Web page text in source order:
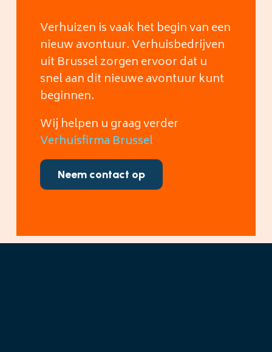
Verhuizen is vaak het begin van een
nieuw avontuur. Verhuisbedrijven
uit Brussel zorgen ervoor dat u
snel aan dit nieuwe avontuur kunt
beginnen.
Wij helpen u graag verder
Verhuisfirma Brussel
Neem contact op